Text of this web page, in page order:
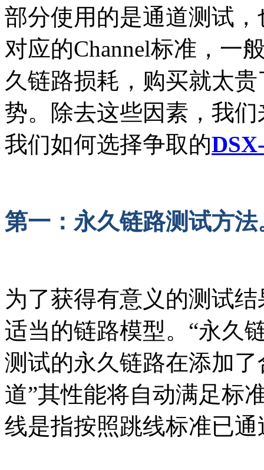
部分使用的是通道测试
对应的Channel标准，一
久链路损耗，购买就太
势。除去这些因素，我
我们如何选择争取的
第一：永久链路测试方法
为了获得有意义的测试
适当的链路模型。“永久
测试的永久链路在添加
道”其性能将自动满足标
线是指按照跳线标准已